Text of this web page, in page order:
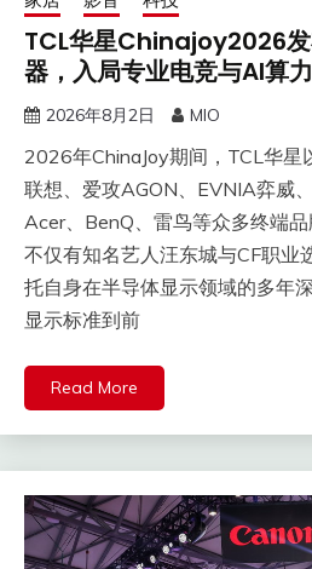
TCL华星Chinajoy2026
器，入局专业电竞与AI算力
2026年8月2日 MIO
2026年ChinaJoy期间，TCL华星
联想、爱攻AGON、EVNIA弈威
Acer、BenQ、雷鸟等众多终端品
不仅有知名艺人汪东城与CF职业
托自身在半导体显示领域的多年
显示标准到前
Read More